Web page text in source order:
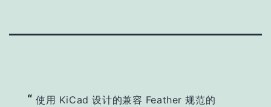
“ 使用 KiCad 设计的兼容 Feather 规范的